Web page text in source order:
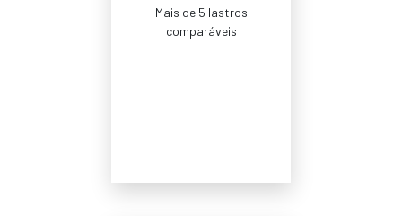
Mais de 5 lastros
comparáveis